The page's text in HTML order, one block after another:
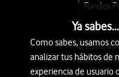
Fondos
© 2026
Avda.
Ya
Como sabes, usamos
analizar tus hábitos de
experiencia de usuario